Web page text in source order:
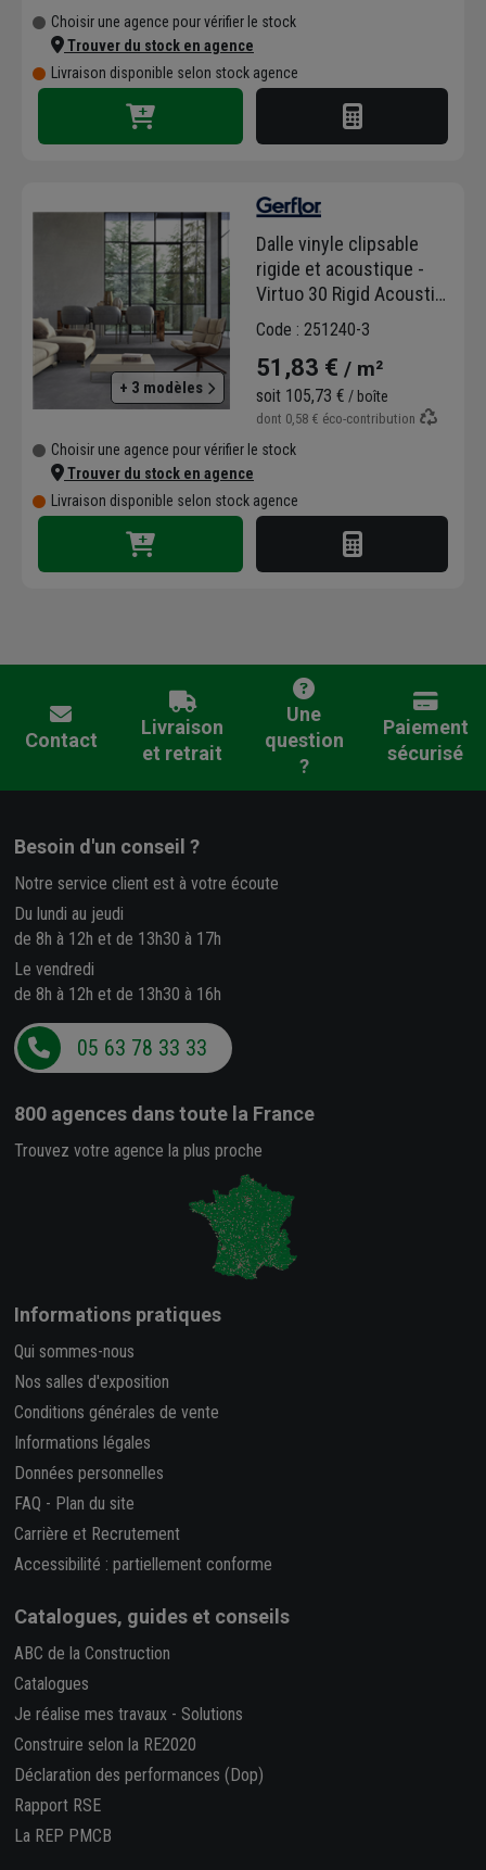
Choisir une agence pour vérifier le stock
Trouver du stock en agence
Livraison disponible selon stock agence
+ 3 modèles
Dalle vinyle clipsable
rigide et acoustique -
Virtuo 30 Rigid Acoustic
- 73,0 CM x 39,9 CM - ép.
Code : 251240-3
51,83 € / m²
soit 105,73 € / boîte
dont 0,58 € éco-contribution
Choisir une agence pour vérifier le stock
Trouver du stock en agence
Livraison disponible selon stock agence
Contact
Livraison
et retrait
Une
question
?
Paiement
sécurisé
Besoin d'un conseil ?
Notre service client est à votre écoute
Du lundi au jeudi
de 8h à 12h et de 13h30 à 17h
Le vendredi
de 8h à 12h et de 13h30 à 16h
05 63 78 33 33
800 agences dans toute la France
Trouvez votre agence la plus proche
Informations pratiques
Qui sommes-nous
Nos salles d'exposition
Conditions générales de vente
Informations légales
Données personnelles
FAQ - Plan du site
Carrière et Recrutement
Accessibilité : partiellement conforme
Catalogues, guides et conseils
ABC de la Construction
Catalogues
Je réalise mes travaux - Solutions
Construire selon la RE2020
Déclaration des performances (Dop)
Rapport RSE
La REP PMCB